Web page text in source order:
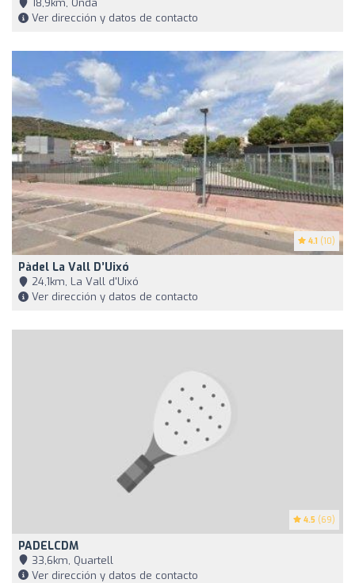
18,9km, Onda
Ver dirección y datos de contacto
4.1 (10)
Pàdel La Vall D’Uixó
24,1km, La Vall d'Uixó
Ver dirección y datos de contacto
4.5 (69)
PADELCDM
33,6km, Quartell
Ver dirección y datos de contacto